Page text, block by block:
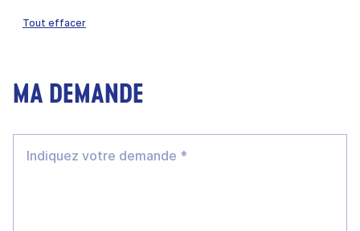
Tout effacer
MA DEMANDE